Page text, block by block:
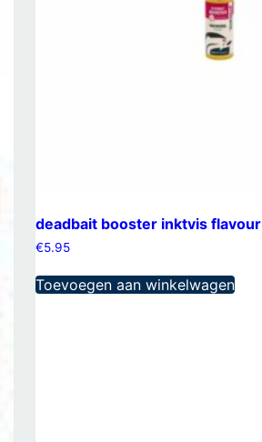
deadbait booster inktvis flavour
€5.95
Toevoegen aan winkelwagen